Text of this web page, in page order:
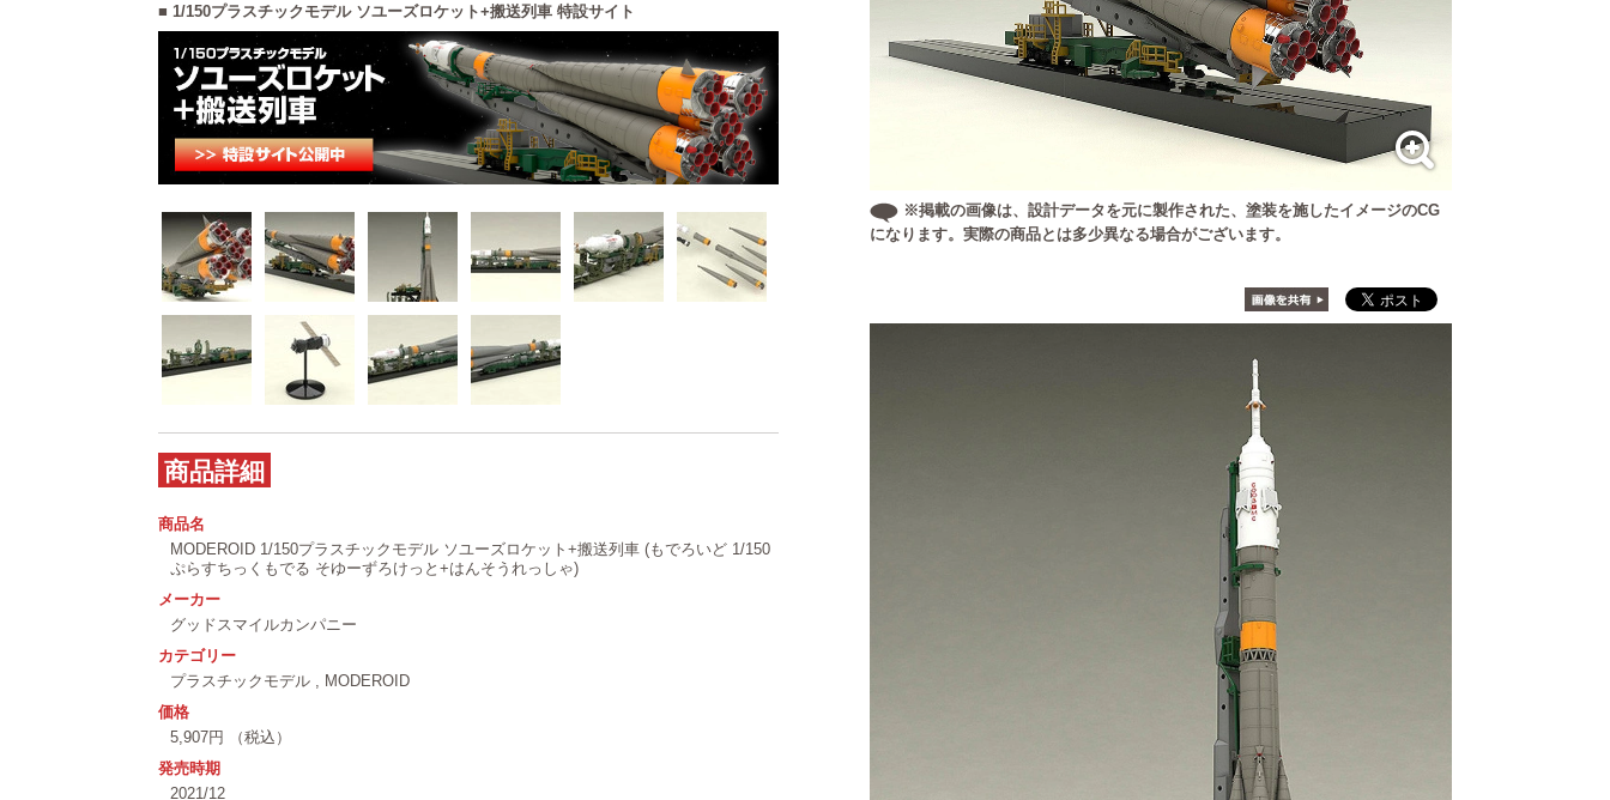
■ 1/150プラスチックモデル ソユーズロケット+搬送列車 特設サイト
※掲載の画像は、設計データを元に製作された、塗装を施したイメージのCG
になります。実際の商品とは多少異なる場合がございます。
商品詳細
商品名
MODEROID 1/150プラスチックモデル ソユーズロケット+搬送列車 (もでろいど 1/150
ぷらすちっくもでる そゆーずろけっと+はんそうれっしゃ)
メーカー
グッドスマイルカンパニー
カテゴリー
プラスチックモデル , MODEROID
価格
5,907円 （税込）
発売時期
2021/12